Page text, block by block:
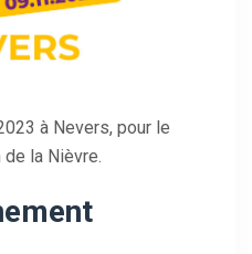
à Nevers, pour le
la Nièvre.